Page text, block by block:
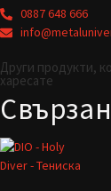
0887 648 666
Други продукти,
харесате